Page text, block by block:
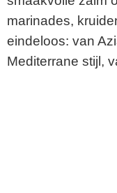
marinades,
eindeloos: van
Mediterrane stijl,